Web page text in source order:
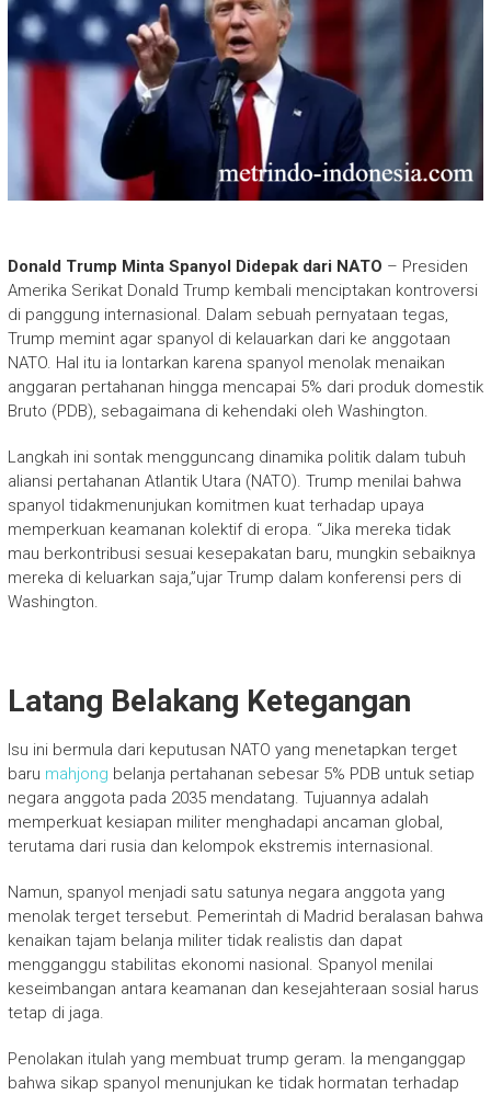
Donald Trump Minta Spanyol Didepak dari NATO – Presiden
Amerika Serikat Donald Trump kembali menciptakan kontroversi
di panggung internasional. Dalam sebuah pernyataan tegas,
Trump memint agar spanyol di kelauarkan dari ke anggotaan
NATO. Hal itu ia lontarkan karena spanyol menolak menaikan
anggaran pertahanan hingga mencapai 5% dari produk domestik
Bruto (PDB), sebagaimana di kehendaki oleh Washington.
Langkah ini sontak mengguncang dinamika politik dalam tubuh
aliansi pertahanan Atlantik Utara (NATO). Trump menilai bahwa
spanyol tidakmenunjukan komitmen kuat terhadap upaya
memperkuan keamanan kolektif di eropa. “Jika mereka tidak
mau berkontribusi sesuai kesepakatan baru, mungkin sebaiknya
mereka di keluarkan saja,”ujar Trump dalam konferensi pers di
Washington.
Latang Belakang Ketegangan
Isu ini bermula dari keputusan NATO yang menetapkan terget
baru mahjong belanja pertahanan sebesar 5% PDB untuk setiap
negara anggota pada 2035 mendatang. Tujuannya adalah
memperkuat kesiapan militer menghadapi ancaman global,
terutama dari rusia dan kelompok ekstremis internasional.
Namun, spanyol menjadi satu satunya negara anggota yang
menolak terget tersebut. Pemerintah di Madrid beralasan bahwa
kenaikan tajam belanja militer tidak realistis dan dapat
mengganggu stabilitas ekonomi nasional. Spanyol menilai
keseimbangan antara keamanan dan kesejahteraan sosial harus
tetap di jaga.
Penolakan itulah yang membuat trump geram. Ia menganggap
bahwa sikap spanyol menunjukan ke tidak hormatan terhadap